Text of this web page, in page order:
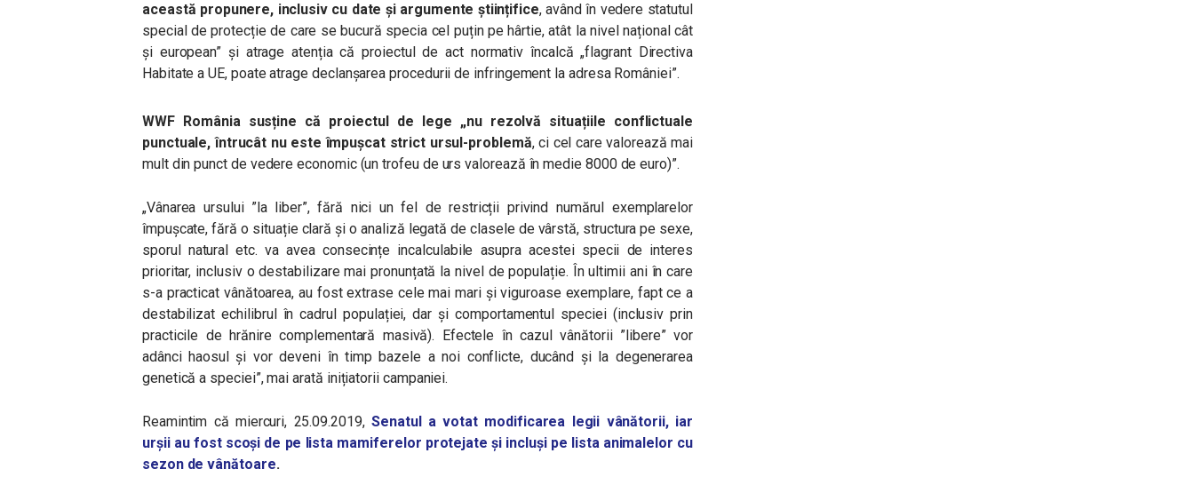
această propunere, inclusiv cu date și argumente științifice, având în vedere statutul
special de protecție de care se bucură specia cel puțin pe hârtie, atât la nivel național cât
și european” și atrage atenția că proiectul de act normativ încalcă „flagrant Directiva
Habitate a UE, poate atrage declanșarea procedurii de infringement la adresa României”.
WWF România susține că proiectul de lege „nu rezolvă situațiile conflictuale
punctuale, întrucât nu este împușcat strict ursul-problemă, ci cel care valorează mai
mult din punct de vedere economic (un trofeu de urs valorează în medie 8000 de euro)”.
„Vânarea ursului ”la liber”, fără nici un fel de restricții privind numărul exemplarelor
împușcate, fără o situație clară și o analiză legată de clasele de vârstă, structura pe sexe,
sporul natural etc. va avea consecințe incalculabile asupra acestei specii de interes
prioritar, inclusiv o destabilizare mai pronunțată la nivel de populație. În ultimii ani în care
s-a practicat vânătoarea, au fost extrase cele mai mari și viguroase exemplare, fapt ce a
destabilizat echilibrul în cadrul populației, dar și comportamentul speciei (inclusiv prin
practicile de hrănire complementară masivă). Efectele în cazul vânătorii ”libere” vor
adânci haosul și vor deveni în timp bazele a noi conflicte, ducând și la degenerarea
genetică a speciei”, mai arată inițiatorii campaniei.
Reamintim că miercuri, 25.09.2019,Senatul a votat modificarea legii vânătorii, iar
urșii au fost scoși de pe lista mamiferelor protejate și incluși pe lista animalelor cu
sezon de vânătoare.